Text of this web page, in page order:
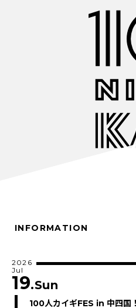
INFORMATION
100人カイギFES in 中四国
2026
Jul
19.Sun